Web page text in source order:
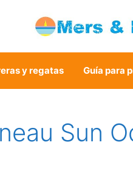
y regatas Guía para
Sun